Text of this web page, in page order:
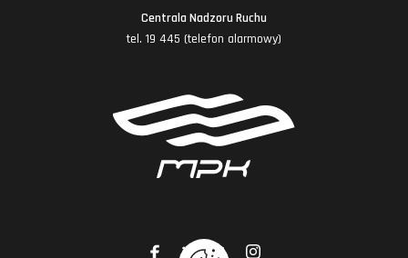
Centrala Nadzoru Ruchu
tel. 19 445 (telefon alarmowy)